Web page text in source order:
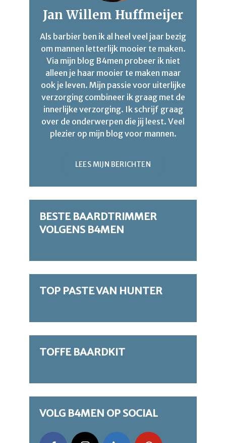
Jan Willem Huffmeijer
Als barbier ben ik al heel veel jaar bezig
om mannen letterlijk mooier te maken.
Via mijn blog B4men probeer ik niet
alleen je haar mooier te maken maar
ook je leven. Mijn passie voor uiterlijke
verzorging combineer ik graag met de
innerlijke verzorging. Ik schrijf graag
over de onderwerpen die jij leest. Veel
plezier op mijn blog voor mannen.
LEES MIJN BERICHTEN
BESTE BAARDTRIMMER
VOLGENS B4MEN
TOP PASTE VAN HUNTER
TOFFE BAARDKIT
VOLG B4MEN OP SOCIAL